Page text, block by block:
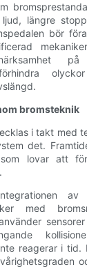
längre
bör
bromsteknik
i takt med
det.
lovar att
av
med
reagerar i tid.